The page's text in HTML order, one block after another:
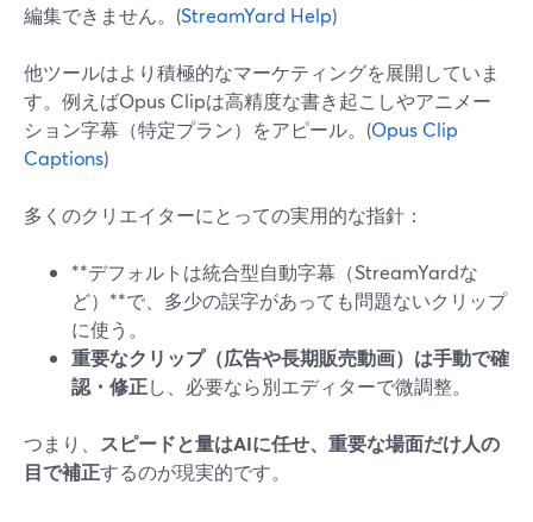
編集できません。(StreamYard Help)
他ツールはより積極的なマーケティングを展開していま
す。例えばOpus Clipは高精度な書き起こしやアニメー
ション字幕（特定プラン）をアピール。(Opus Clip
Captions)
多くのクリエイターにとっての実用的な指針：
**デフォルトは統合型自動字幕（StreamYardな
ど）**で、多少の誤字があっても問題ないクリップ
に使う。
重要なクリップ（広告や長期販売動画）は手動で確
認・修正し、必要なら別エディターで微調整。
つまり、 スピードと量はAIに任せ、重要な場面だけ人の
目で補正するのが現実的です。